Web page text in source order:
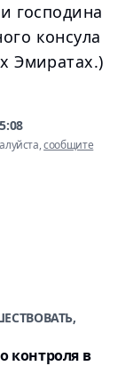
господина
консула
Эмиратах.)
сообщите
контроля в